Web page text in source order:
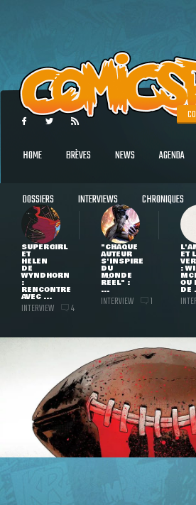
HOME BRÈVES NEWS AGENDA
DOSSIERS INTERVIEWS CHRONIQUES
SUPERGIRL
ET
HELEN
DE
WYNDHORN
:
RENCONTRE
AVEC ...
INTERVIEW 4
"CHAQUE
AUTEUR
S'INSPIRE
DU
MONDE
RÉEL" :
...
INTERVIEW 1
ET
:
OU
DE